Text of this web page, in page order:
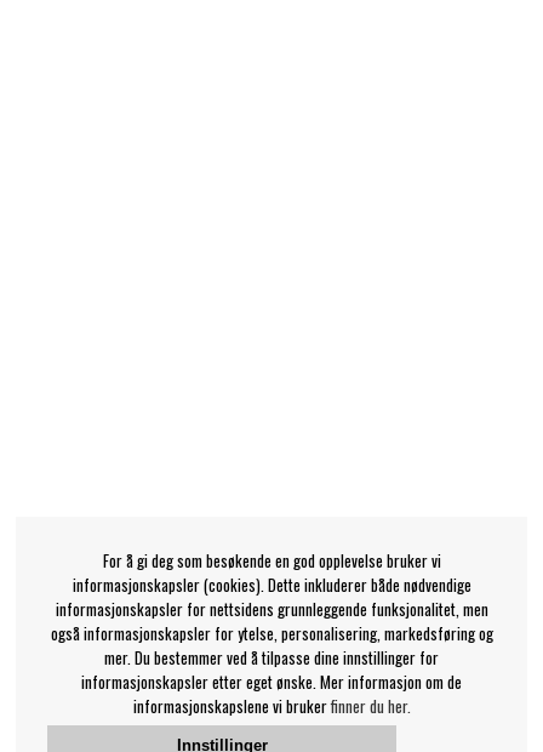
For å gi deg som besøkende en god opplevelse bruker vi
informasjonskapsler (cookies). Dette inkluderer både nødvendige
informasjonskapsler for nettsidens grunnleggende funksjonalitet, men
også informasjonskapsler for ytelse, personalisering, markedsføring og
mer. Du bestemmer ved å tilpasse dine innstillinger for
informasjonskapsler etter eget ønske. Mer informasjon om de
informasjonskapslene vi brukerfinner du her.
Innstillinger